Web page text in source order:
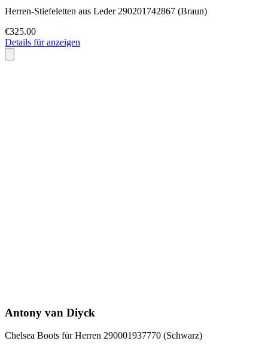
Herren-Stiefeletten aus Leder 290201742867 (Braun)
€325.00
Details für anzeigen
Antony van Diyck
Chelsea Boots für Herren 290001937770 (Schwarz)